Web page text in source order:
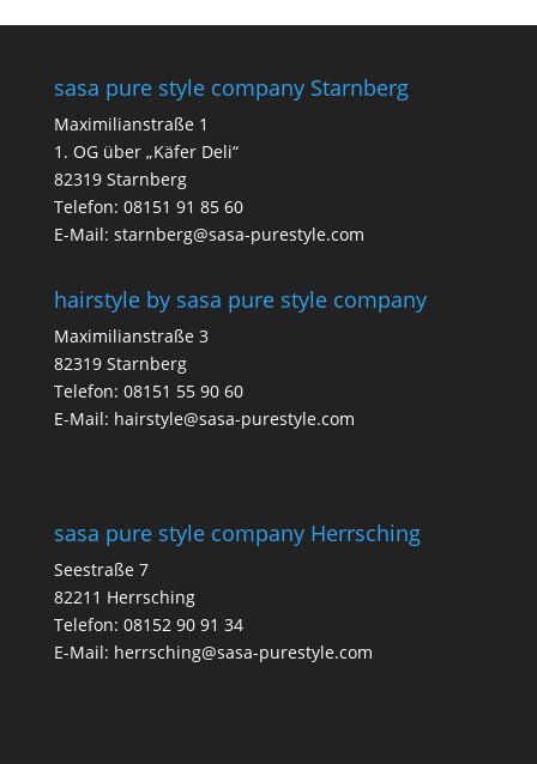
sasa pure style company Starnberg
Maximilianstraße 1
1. OG über „Käfer Deli“
82319 Starnberg
Telefon: 08151 91 85 60
E-Mail: starnberg@sasa-purestyle.com
hairstyle by sasa pure style company
Maximilianstraße 3
82319 Starnberg
Telefon: 08151 55 90 60
E-Mail: hairstyle@sasa-purestyle.com
sasa pure style company Herrsching
Seestraße 7
82211 Herrsching
Telefon: 08152 90 91 34
E-Mail: herrsching@sasa-purestyle.com